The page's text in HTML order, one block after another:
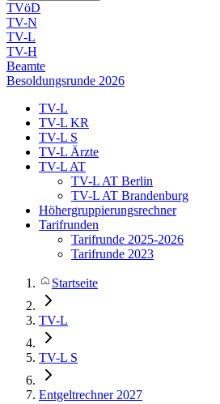
TVöD
TV-N
TV-L
TV-H
Beamte
Besoldungsrunde 2026
TV-L
TV-L KR
TV-L S
TV-L Ärzte
TV-L AT
TV-L AT Berlin
TV-L AT Brandenburg
Höhergruppierungsrechner
Tarifrunden
Tarifrunde 2025-2026
Tarifrunde 2023
Startseite
TV-L
TV-L S
Entgeltrechner 2027